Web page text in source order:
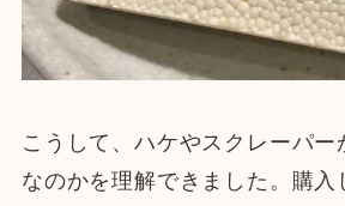
こうして、ハケやスクレーパー
なのかを理解できました。購入